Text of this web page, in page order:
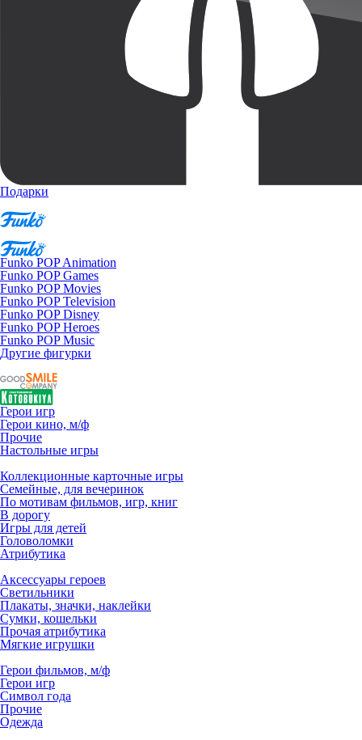
Подарки
Funko POP Animation
Funko POP Games
Funko POP Movies
Funko POP Television
Funko POP Disney
Funko POP Heroes
Funko POP Music
Другие фигурки
Герои игр
Герои кино, м/ф
Прочие
Настольные игры
Коллекционные карточные игры
Семейные, для вечеринок
По мотивам фильмов, игр, книг
В дорогу
Игры для детей
Головоломки
Атрибутика
Аксессуары героев
Светильники
Плакаты, значки, наклейки
Сумки, кошельки
Прочая атрибутика
Мягкие игрушки
Герои фильмов, м/ф
Герои игр
Символ года
Прочие
Одежда